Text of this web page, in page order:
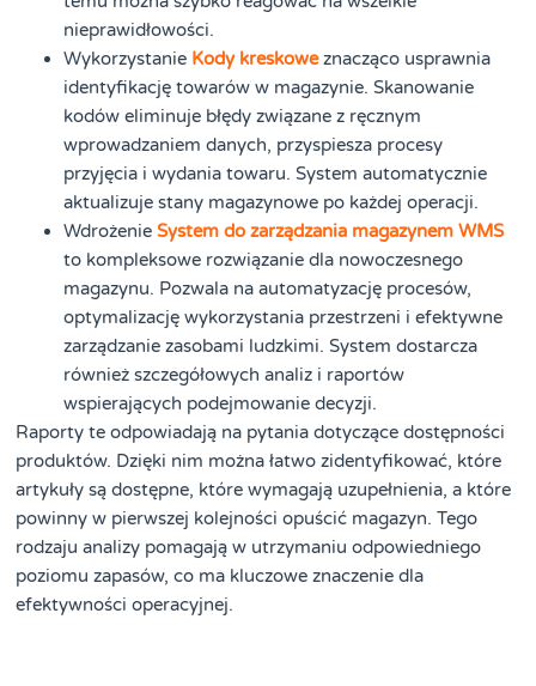
nieprawidłowości.
Wykorzystanie Kody kreskoweznacząco usprawnia
identyfikację towarów w magazynie. Skanowanie
kodów eliminuje błędy związane z ręcznym
wprowadzaniem danych, przyspiesza procesy
przyjęcia i wydania towaru. System automatycznie
aktualizuje stany magazynowe po każdej operacji.
WdrożenieSystem do zarządzania magazynem WMS
to kompleksowe rozwiązanie dla nowoczesnego
magazynu. Pozwala na automatyzację procesów,
optymalizację wykorzystania przestrzeni i efektywne
zarządzanie zasobami ludzkimi. System dostarcza
również szczegółowych analiz i raportów
wspierających podejmowanie decyzji.
Raporty te odpowiadają na pytania dotyczące dostępności
produktów. Dzięki nim można łatwo zidentyfikować, które
artykuły są dostępne, które wymagają uzupełnienia, a które
powinny w pierwszej kolejności opuścić magazyn. Tego
rodzaju analizy pomagają w utrzymaniu odpowiedniego
poziomu zapasów, co ma kluczowe znaczenie dla
efektywności operacyjnej.